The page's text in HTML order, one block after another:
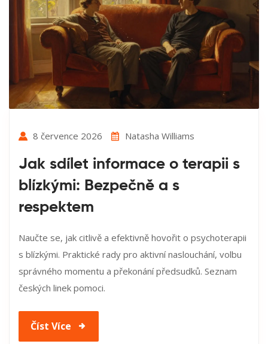
8 července 2026 Natasha Williams
Jak sdílet informace o terapii s
blízkými: Bezpečně a s
respektem
Naučte se, jak citlivě a efektivně hovořit o psychoterapii
s blízkými. Praktické rady pro aktivní naslouchání, volbu
správného momentu a překonání předsudků. Seznam
českých linek pomoci.
Číst Více